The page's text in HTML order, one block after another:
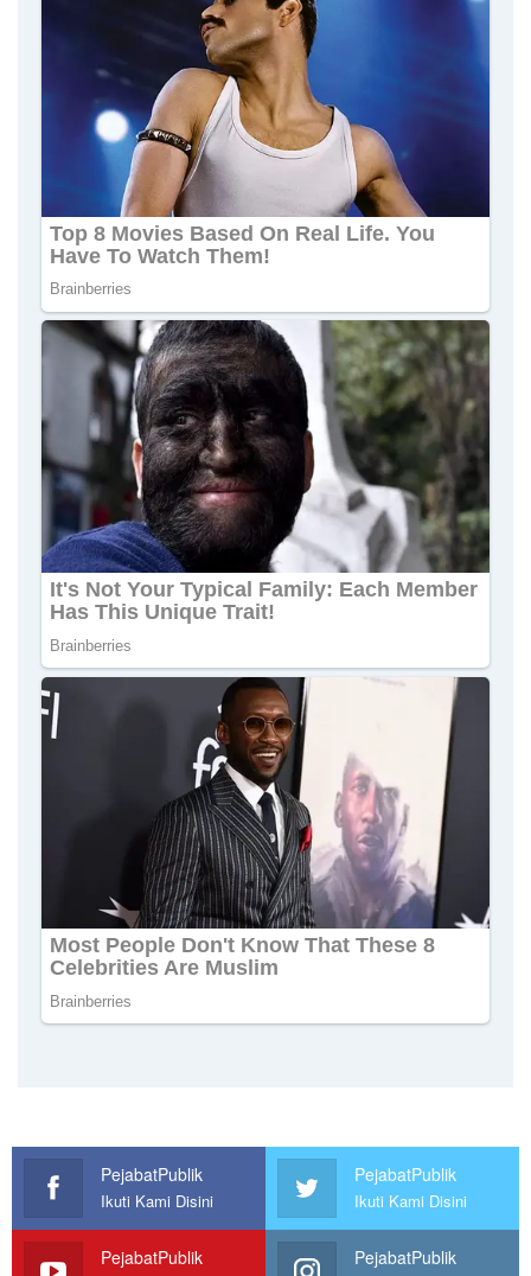
PejabatPublik
Ikuti Kami Disini
PejabatPublik
Ikuti Kami Disini
PejabatPublik PejabatPublik